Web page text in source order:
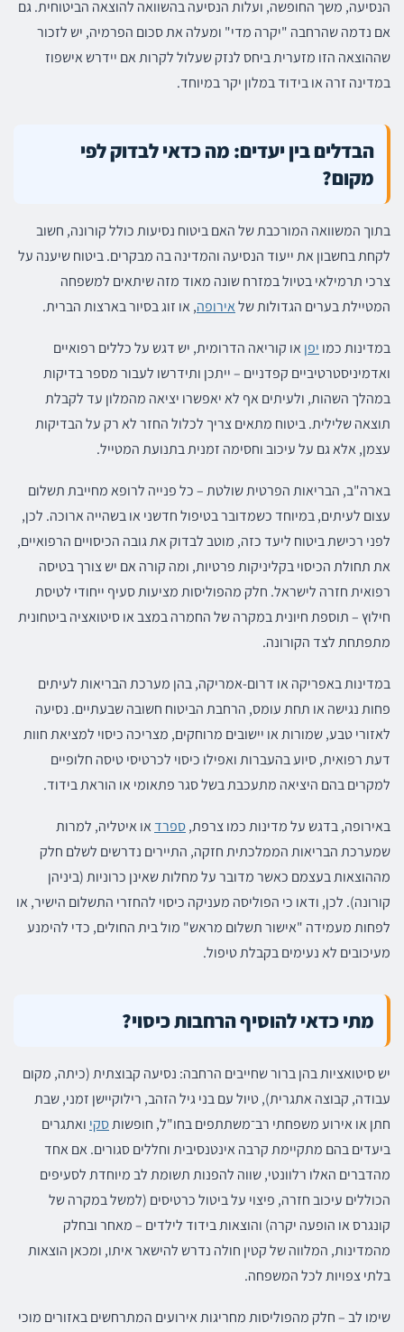
הנסיעה, משך החופשה, ועלות הנסיעה בהשוואה להוצאה הביטוחית. גם
אם נדמה שהרחבה "יקרה מדי" ומעלה את סכום הפרמיה, יש לזכור
שההוצאה הזו מזערית ביחס לנזק שעלול לקרות אם יידרש אישפוז
במדינה זרה או בידוד במלון יקר במיוחד.
הבדלים בין יעדים: מה כדאי לבדוק לפי
מקום?
בתוך המשוואה המורכבת של האם ביטוח נסיעות כולל קורונה, חשוב
לקחת בחשבון את ייעוד הנסיעה והמדינה בה מבקרים. ביטוח שיענה על
צרכי תרמילאי בטיול במזרח שונה מאוד מזה שיתאים למשפחה
המטיילת בערים הגדולות שלאירופה, או זוג בסיור בארצות הברית.
במדינות כמו יפן או קוריאה הדרומית, יש דגש על כללים רפואיים
ואדמיניסטרטיביים קפדניים – ייתכן ותידרשו לעבור מספר בדיקות
במהלך השהות, ולעיתים אף לא יאפשרו יציאה מהמלון עד לקבלת
תוצאה שלילית. ביטוח מתאים צריך לכלול החזר לא רק על הבדיקות
עצמן, אלא גם על עיכוב וחסימה זמנית בתנועת המטייל.
בארה"ב, הבריאות הפרטית שולטת – כל פנייה לרופא מחייבת תשלום
עצום לעיתים, במיוחד כשמדובר בטיפול חדשני או בשהייה ארוכה. לכן,
לפני רכישת ביטוח ליעד כזה, מוטב לבדוק את גובה הכיסויים הרפואיים,
את תחולת הכיסוי בקליניקות פרטיות, ומה קורה אם יש צורך בטיסה
רפואית חזרה לישראל. חלק מהפוליסות מציעות סעיף ייחודי לטיסת
חילוץ – תוספת חיונית במקרה של החמרה במצב או סיטואציה ביטחונית
מתפתחת לצד הקורונה.
במדינות באפריקה או דרום-אמריקה, בהן מערכת הבריאות לעיתים
פחות נגישה או תחת עומס, הרחבת הביטוח חשובה שבעתיים. נסיעה
לאזורי טבע, שמורות או יישובים מרוחקים, מצריכה כיסוי למציאת חוות
דעת רפואית, סיוע בהעברות ואפילו כיסוי לכרטיסי טיסה חלופיים
למקרים בהם היציאה מתעכבת בשל סגר פתאומי או הוראת בידוד.
באירופה, בדגש על מדינות כמו צרפת,ספרדאו איטליה, למרות
שמערכת הבריאות הממלכתית חזקה, התיירים נדרשים לשלם חלק
מההוצאות בעצמם כאשר מדובר על מחלות שאינן כרוניות (ביניהן
קורונה). לכן, ודאו כי הפוליסה מעניקה כיסוי להחזרי התשלום הישיר, או
לפחות מעמידה "אישור תשלום מראש" מול בית החולים, כדי להימנע
מעיכובים לא נעימים בקבלת טיפול.
מתי כדאי להוסיף הרחבות כיסוי?
יש סיטואציות בהן ברור שחייבים הרחבה: נסיעה קבוצתית (כיתה, מקום
עבודה, קבוצה אתגרית), טיול עם בני גיל הזהב, רילוקיישן זמני, שבת
חתן או אירוע משפחתי רב־משתתפים בחו"ל, חופשותסקי ואתגרים
ביעדים בהם מתקיימת קרבה אינטנסיבית וחללים סגורים. אם אחד
מהדברים האלו רלוונטי, שווה להפנות תשומת לב מיוחדת לסעיפים
הכוללים עיכוב חזרה, פיצוי על ביטול כרטיסים (למשל במקרה של
קונגרס או הופעה יקרה) והוצאות בידוד לילדים – מאחר ובחלק
מהמדינות, המלווה של קטין חולה נדרש להישאר איתו, ומכאן הוצאות
בלתי צפויות לכל המשפחה.
שימו לב – חלק מהפוליסות מחריגות אירועים המתרחשים ​באזורים מוכי